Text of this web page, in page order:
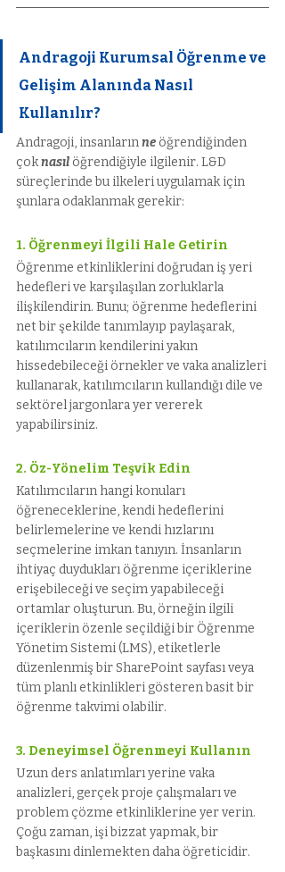
Andragoji Kurumsal Öğrenme ve
Gelişim Alanında Nasıl
Kullanılır?
Andragoji, insanların ne öğrendiğinden
çok nasıl öğrendiğiyle ilgilenir. L&D
süreçlerinde bu ilkeleri uygulamak için
şunlara odaklanmak gerekir:
1. Öğrenmeyi İlgili Hale Getirin
Öğrenme etkinliklerini doğrudan iş yeri
hedefleri ve karşılaşılan zorluklarla
ilişkilendirin. Bunu; öğrenme hedeflerini
net bir şekilde tanımlayıp paylaşarak,
katılımcıların kendilerini yakın
hissedebileceği örnekler ve vaka analizleri
kullanarak, katılımcıların kullandığı dile ve
sektörel jargonlara yer vererek
yapabilirsiniz.
2. Öz-Yönelim Teşvik Edin
Katılımcıların hangi konuları
öğreneceklerine, kendi hedeflerini
belirlemelerine ve kendi hızlarını
seçmelerine imkan tanıyın. İnsanların
ihtiyaç duydukları öğrenme içeriklerine
erişebileceği ve seçim yapabileceği
ortamlar oluşturun. Bu, örneğin ilgili
içeriklerin özenle seçildiği bir Öğrenme
Yönetim Sistemi (LMS), etiketlerle
düzenlenmiş bir SharePoint sayfası veya
tüm planlı etkinlikleri gösteren basit bir
öğrenme takvimi olabilir.
3. Deneyimsel Öğrenmeyi Kullanın
Uzun ders anlatımları yerine vaka
analizleri, gerçek proje çalışmaları ve
problem çözme etkinliklerine yer verin.
Çoğu zaman, işi bizzat yapmak, bir
başkasını dinlemekten daha öğreticidir.